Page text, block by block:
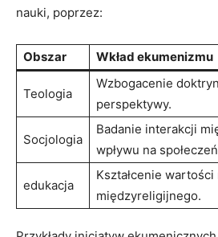
nauki, poprzez:
Obszar Wkład ekumenizmu
Teologia
Wzbogacenie
perspektywy.
Socjologia
Badanie interakcji
wpływu na
edukacja
Kształcenie
⁣międzyreligijnego.